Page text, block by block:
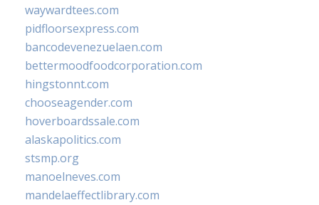
waywardtees.com
pidfloorsexpress.com
bancodevenezuelaen.com
bettermoodfoodcorporation.com
hingstonnt.com
chooseagender.com
hoverboardssale.com
alaskapolitics.com
stsmp.org
manoelneves.com
mandelaeffectlibrary.com